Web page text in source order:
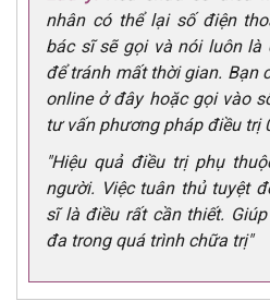
nhân có thể lại số điện
bác sĩ sẽ gọi và nói luôn là
để tránh mất thời gian. Bạn
online ở đây hoặc gọi vào
tư vấn phương pháp điều trị
"Hiệu quả điều trị phụ
người. Việc tuân thủ tuyệt
sĩ là điều rất cần thiết.
đa trong quá trình chữa trị"